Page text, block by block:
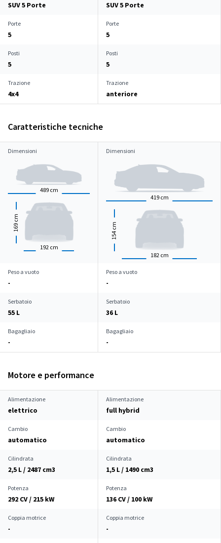
SUV 5 Porte SUV 5 Porte
Porte
5
Porte
5
Posti
5
Posti
5
Trazione
4x4
Trazione
anteriore
Caratteristiche tecniche
Dimensioni
489 cm
192 cm
169
cm
Dimensioni
419 cm
182 cm
154
cm
Peso a vuoto
-
Peso a vuoto
-
Serbatoio
55 L
Serbatoio
36 L
Bagagliaio
-
Bagagliaio
-
Motore e performance
Alimentazione
elettrico
Alimentazione
full hybrid
Cambio
automatico
Cambio
automatico
Cilindrata
2,5 L / 2487 cm3
Cilindrata
1,5 L / 1490 cm3
Potenza
292 CV / 215 kW
Potenza
136 CV / 100 kW
Coppia motrice
-
Coppia motrice
-